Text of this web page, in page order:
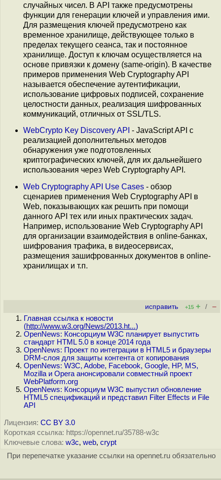
случайных чисел. В API также предусмотрены
функции для генерации ключей и управления ими.
Для размещения ключей предусмотрено как
временное хранилище, действующее только в
пределах текущего сеанса, так и постоянное
хранилище. Доступ к ключам осуществляется на
основе привязки к домену (same-origin). В качестве
примеров применения Web Cryptography API
называется обеспечение аутентификации,
использование цифровых подписей, сохранение
целостности данных, реализация шифрованных
коммуникаций, отличных от SSL/TLS.
WebCrypto Key Discovery API - JavaScript API с
реализацией дополнительных методов
обнаружения уже подготовленных
криптографических ключей, для их дальнейшего
использования через Web Cryptography API.
Web Cryptography API Use Cases - обзор
сценариев применения Web Cryptography API в
Web, показывающих как решить при помощи
данного API тех или иных практических задач.
Например, использование Web Cryptography API
для организации взаимодействия в online-банках,
шифрования трафика, в видеосервисах,
размещения зашифрованных документов в online-
хранилищах и т.п.
исправить +15 + / –
Главная ссылка к новости
(http://www.w3.org/News/2013.ht...)
OpenNews: Консорциум W3C планирует выпустить
стандарт HTML 5.0 в конце 2014 года
OpenNews: Проект по интеграции в HTML5 и браузеры
DRM-слоя для защиты контента от копирования
OpenNews: W3C, Adobe, Facebook, Google, HP, MS,
Mozilla и Opera анонсировали совместный проект
WebPlatform.org
OpenNews: Консорциум W3C выпустил обновление
HTML5 спецификаций и представил Filter Effects и File
API
Лицензия: CC BY 3.0
Короткая ссылка: https://opennet.ru/35788-w3c
Ключевые слова: w3c, web, crypt
При перепечатке указание ссылки на opennet.ru обязательно